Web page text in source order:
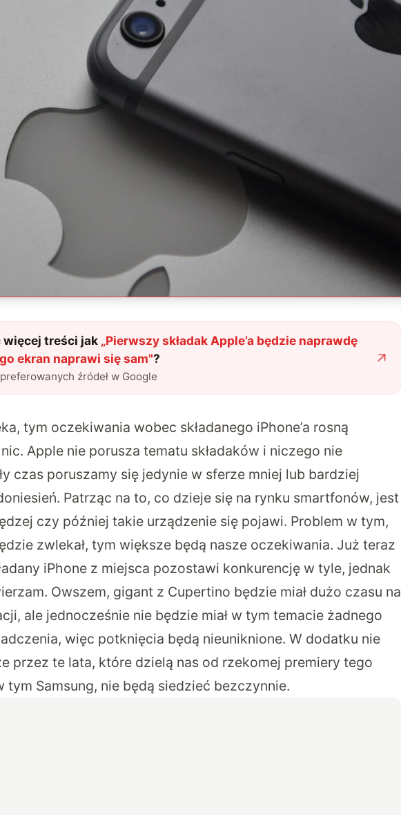
więcej treści jak „Pierwszy składak Apple’a będzie naprawdę
ekran naprawi się sam"?
źródeł w Google
tym oczekiwania wobec składanego iPhone’a rosną
Apple nie porusza tematu składaków i niczego nie
czas poruszamy się jedynie w sferze mniej lub bardziej
Patrząc na to, co dzieje się na rynku smartfonów, jest
czy później takie urządzenie się pojawi. Problem w tym,
zwlekał, tym większe będą nasze oczekiwania. Już teraz
iPhone z miejsca pozostawi konkurencję w tyle, jednak
Owszem, gigant z Cupertino będzie miał dużo czasu na
ale jednocześnie nie będzie miał w tym temacie żadnego
więc potknięcia będą nieuniknione. W dodatku nie
przez te lata, które dzielą nas od rzekomej premiery tego
tym Samsung, nie będą siedzieć bezczynnie.